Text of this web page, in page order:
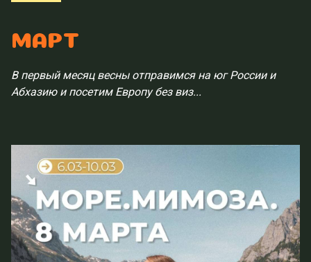
МАРТ
В первый месяц весны отправимся на юг России и
Абхазию и посетим Европу без виз...